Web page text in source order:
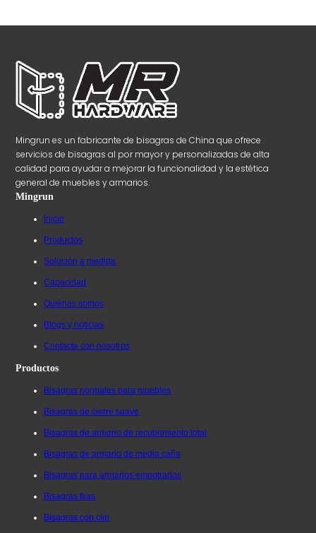
Mingrun es un fabricante de bisagras de China que ofrece
servicios de bisagras al por mayor y personalizadas de alta
calidad para ayudar a mejorar la funcionalidad y la estética
general de muebles y armarios.
Mingrun
Inicio
Productos
Solución a medida
Capacidad
Quiénes somos
Blogs y noticias
Contacte con nosotros
Productos
Bisagras normales para muebles
Bisagras de cierre suave
Bisagras de armario de recubrimiento total
Bisagras de armario de media caña
Bisagras para armarios empotrados
Bisagras fijas
Bisagras con clip